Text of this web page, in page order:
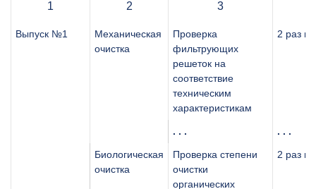
1 2 3
Выпуск №1
Механическая
очистка
Проверка
фильтрующих
решеток на
соответствие
техническим
характеристикам
2 раз в
. . . . . .
Биологическая
очистка
Проверка степени
очистки
органических
2 раз в